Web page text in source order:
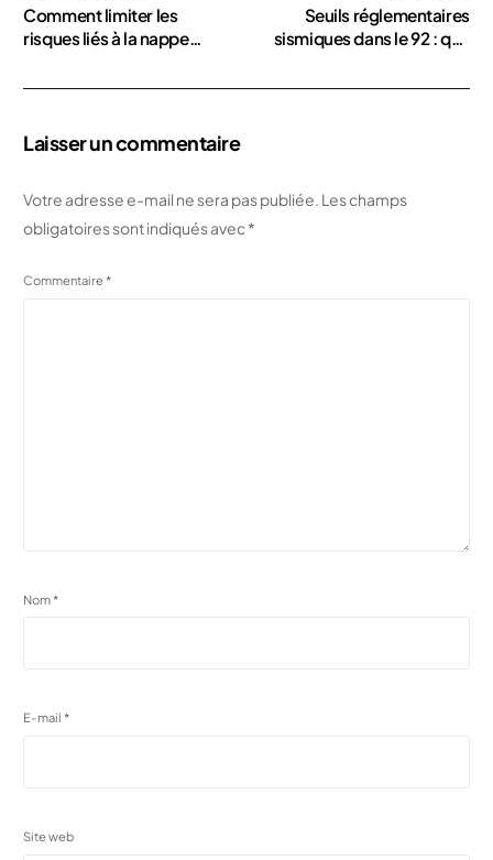
Comment limiter les
risques liés à la nappe
proches de la Seine ?
Seuils réglementaires
sismiques dans le 92 : que
d’ouvrage ?
Laisser un commentaire
Votre adresse e-mail ne sera pas publiée. Les champs
obligatoires sont indiqués avec*
Commentaire*
Nom*
E-mail*
Site web